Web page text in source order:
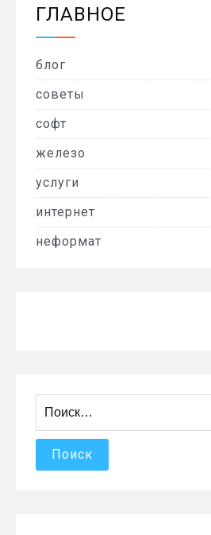
ГЛАВНОЕ
блог
советы
софт
железо
услуги
интернет
неформат